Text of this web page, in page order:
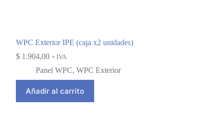
WPC Exterior IPE (caja x2 unidades)
$1.904,00 + IVA
Panel WPC, WPC Exterior
Añadir al carrito